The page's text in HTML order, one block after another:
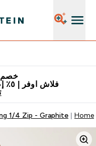
خصم
فلاش اوفر | ٥٪ إضافية باستخدام كود محدود
Home
1/4 Zip - Graphite